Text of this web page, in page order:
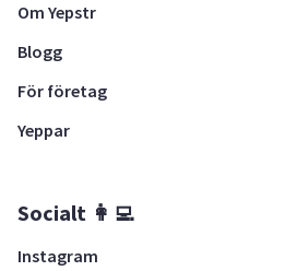
Om Yepstr
Blogg
För företag
Yeppar
Socialt 👩‍💻
Instagram